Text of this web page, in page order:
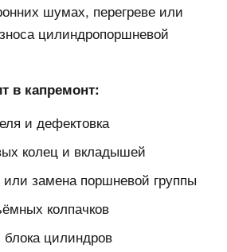
шумах, перегреве или
цилиндропоршневой
в капремонт:
и дефектовка
колец и вкладышей
или замена поршневой группы
колпачков
блока цилиндров